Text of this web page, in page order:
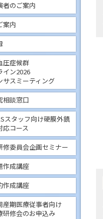
者のご案内
案内
圧症候群
イン2026
サスミーティング
相談窓口
スタッフ向け硬膜外鎮
応コース
修委員会企画セミナー
作成講座
作成講座
産期医療従事者向け
研修会のお申込み